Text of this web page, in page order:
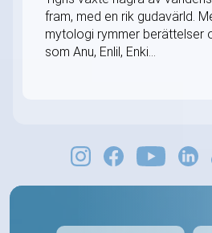
fram, med en rik gudavärld.
mytologi rymmer berättelser
som Anu, Enlil, Enki...